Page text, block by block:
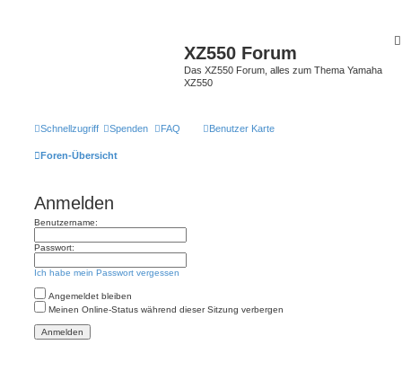
XZ550 Forum
Das XZ550 Forum, alles zum Thema Yamaha
XZ550
Schnellzugriff Spenden FAQ Benutzer Karte
Foren-Übersicht
Anmelden
Benutzername:
Passwort:
Ich habe mein Passwort vergessen
Angemeldet bleiben
Meinen Online-Status während dieser Sitzung verbergen